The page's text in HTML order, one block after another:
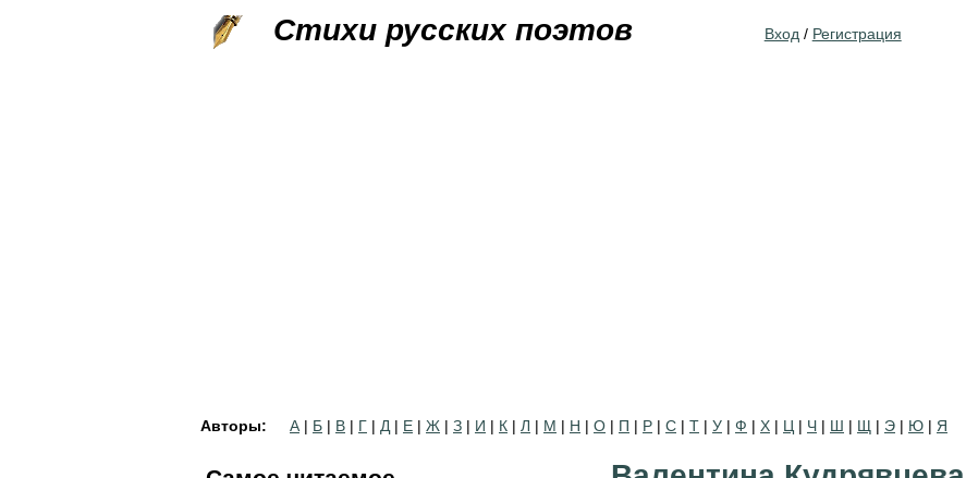
Стихи русских поэтов Вход / Регистрация
Авторы: А | Б | В | Г | Д | Е | Ж | З | И | К | Л | М | Н | О | П | Р | С | Т | У | Ф | Х | Ц | Ч | Ш | Щ | Э | Ю | Я